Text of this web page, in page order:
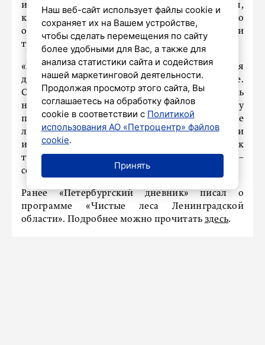
их устранению, а также мероприятия,
касающиеся рекреационных зон, особо
охраняемых природных территорий и
туристических маршрутов региона.
«Программа «Чистые леса» до конца декабря
должна быть представлена на рассмотрение.
Создадим экспертный совет, будем привлекать
науку, крупные компании, холдинги, и эту
программу утвердим. Надо, чтобы достойные
леса окружали населенные пункты и создавали
имидж Ленинградской области как
туристически привлекательного региона», –
сообщил губернатор Александр Дрозденко.
Ранее «Петербургский дневник» писал о
программе «Чистые леса Ленинградской
области». Подробнее можно прочитать здесь.
Наш веб-сайт использует файлы cookie и
сохраняет их на Вашем устройстве,
чтобы сделать перемещения по сайту
более удобными для Вас, а также для
анализа статистики сайта и содействия
нашей маркетинговой деятельности.
Продолжая просмотр этого сайта, Вы
соглашаетесь на обработку файлов
cookie в соответствии с Политикой
использования АО «Петроцентр» файлов
cookie.
Принять